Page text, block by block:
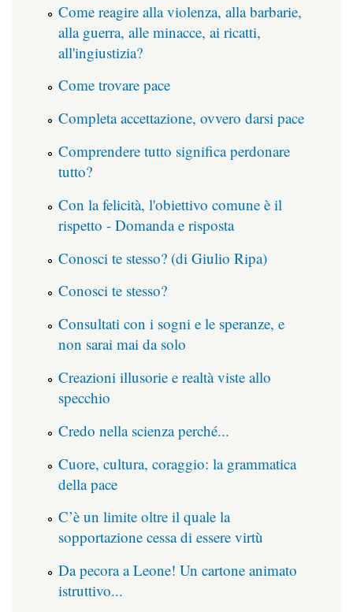
Come reagire alla violenza, alla barbarie,
alla guerra, alle minacce, ai ricatti,
all'ingiustizia?
Come trovare pace
Completa accettazione, ovvero darsi pace
Comprendere tutto significa perdonare
tutto?
Con la felicità, l'obiettivo comune è il
rispetto - Domanda e risposta
Conosci te stesso? (di Giulio Ripa)
Conosci te stesso?
Consultati con i sogni e le speranze, e
non sarai mai da solo
Creazioni illusorie e realtà viste allo
specchio
Credo nella scienza perché...
Cuore, cultura, coraggio: la grammatica
della pace
C’è un limite oltre il quale la
sopportazione cessa di essere virtù
Da pecora a Leone! Un cartone animato
istruttivo...